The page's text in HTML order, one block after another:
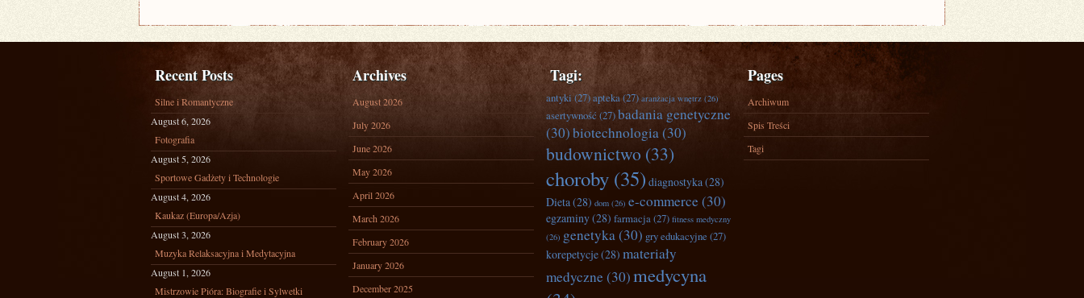
Recent Posts
Silne i Romantyczne
August 6, 2026
Fotografia
August 5, 2026
Sportowe Gadżety i Technologie
August 4, 2026
Kaukaz (Europa/Azja)
August 3, 2026
Muzyka Relaksacyjna i Medytacyjna
August 1, 2026
Mistrzowie Pióra: Biografie i Sylwetki
Archives
August 2026
July 2026
June 2026
May 2026
April 2026
March 2026
February 2026
January 2026
December 2025
Tagi:
antyki(27)apteka(27) aranżacja wnętrz (26)
asertywność (27)badania genetyczne
(30)biotechnologia(30)
budownictwo (33)
choroby (35) diagnostyka(28)
Dieta(28) dom (26) e-commerce (30)
egzaminy(28) farmacja(27) fitness medyczny
(26) genetyka(30) gry edukacyjne (27)
korepetycje(28) materiały
medyczne (30)medycyna
Pages
Archiwum
Spis Treści
Tagi